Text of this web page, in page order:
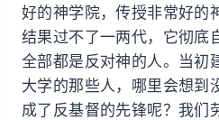
好的神学院，传授非常好的
结果过不了一两代，它彻底
全部都是反对神的人。当初
大学的那些人，哪里会想到
成了反基督的先锋呢？我们